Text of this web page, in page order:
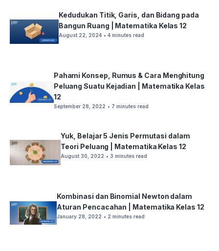
Kedudukan Titik, Garis, dan Bidang pada
Bangun Ruang | Matematika Kelas 12
August 22, 2024 • 4 minutes read
Pahami Konsep, Rumus & Cara Menghitung
Peluang Suatu Kejadian | Matematika Kelas
12
September 28, 2022 • 7 minutes read
Yuk, Belajar 5 Jenis Permutasi dalam
Teori Peluang | Matematika Kelas 12
August 30, 2022 • 3 minutes read
Kombinasi dan Binomial Newton dalam
Aturan Pencacahan | Matematika Kelas 12
January 28, 2022 • 2 minutes read